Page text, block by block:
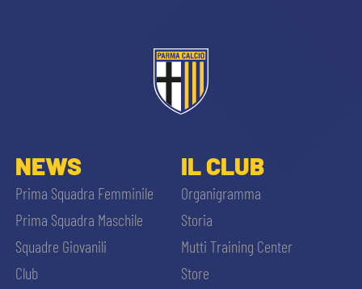
NEWS
Prima Squadra Femminile
Prima Squadra Maschile
Squadre Giovanili
Club
IL CLUB
Organigramma
Storia
Mutti Training Center
Store